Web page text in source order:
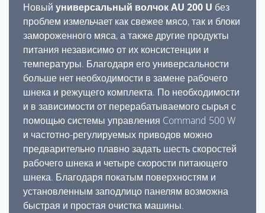
Новый универсальный волчок AU 200 U без
проблем измельчает как свежее мясо, так и блоки
замороженного мяса, а также другие продукты
питания независимо от их консистенции и
температуры. Благодаря его универсальности
больше нет необходимости в замене рабочего
шнека и режущего комплекта. По необходимости
и в зависимости от перерабатываемого сырья с
помощью системы управления Command 500 W
и частотно-регулируемых приводов можно
предварительно плавно задать шесть скоростей
рабочего шнека и четыре скорости питающего
шнека. Благодаря покатым поверхностям и
установленным заподлицо панелям возможна
быстрая и простая очистка машины.